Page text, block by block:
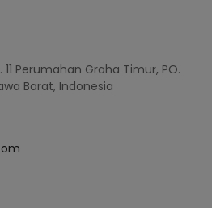
11 Perumahan Graha Timur, PO.
Barat, Indonesia